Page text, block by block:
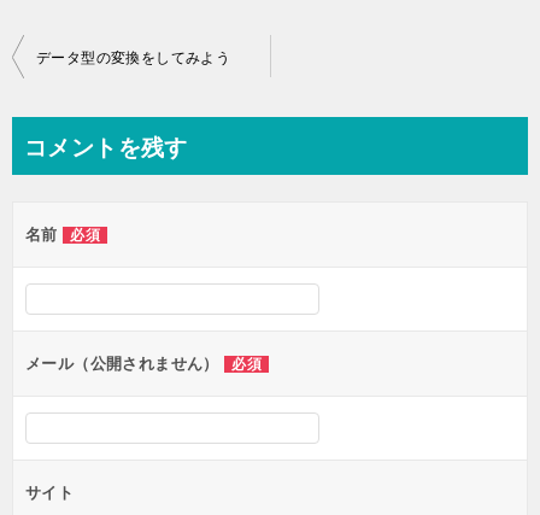
投
ビ
ー
シ
ン
データ型の変換をしてみよう
コメントを残す
名前 必須
メール（公開されません） 必須
サイト